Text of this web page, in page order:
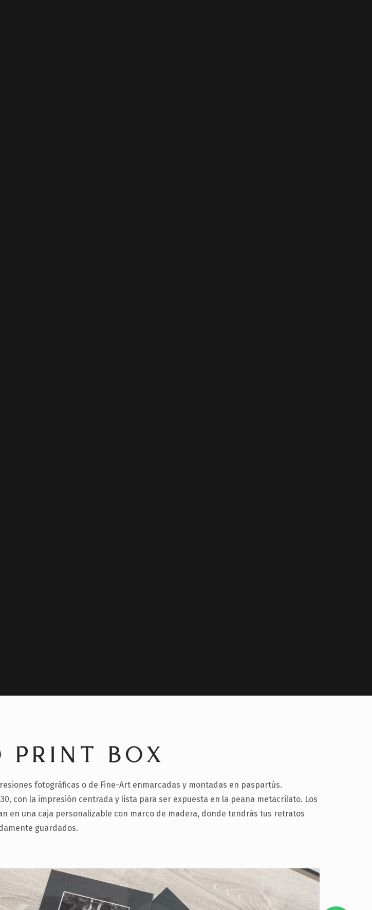
PRINT BOX
fotográficas o de Fine-Art enmarcadas y montadas en paspartús.
con la impresión centrada y lista para ser expuesta en la peana metacrilato. Los
en una caja personalizable con marco de madera, donde tendrás tus retratos
guardados.